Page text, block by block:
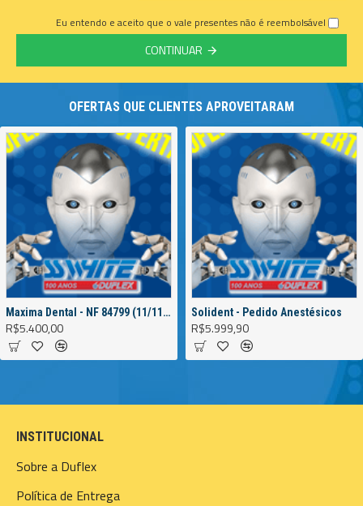
Eu entendo e aceito que o vale presentes não é reembolsável
CONTINUAR
OFERTAS QUE CLIENTES APROVEITARAM
Maxima Dental - NF 84799 (11/11/2022)
R$5.400,00
Solident - Pedido Anestésicos
R$5.999,90
INSTITUCIONAL
Sobre a Duflex
Política de Entrega